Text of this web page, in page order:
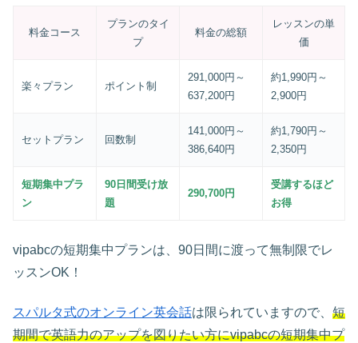
料金コース
プランのタイ
プ
料金の総額
レッスンの単
価
楽々プラン ポイント制
291,000円～
637,200円
約1,990円～
2,900円
セットプラン 回数制
141,000円～
386,640円
約1,790円～
2,350円
短期集中プラ
ン
90日間受け放
題
290,700円
受講するほど
お得
vipabcの短期集中プランは、90日間に渡って無制限でレ
ッスンOK！
スパルタ式のオンライン英会話は限られていますので、 短
期間で英語力のアップを図りたい方にvipabcの短期集中プ